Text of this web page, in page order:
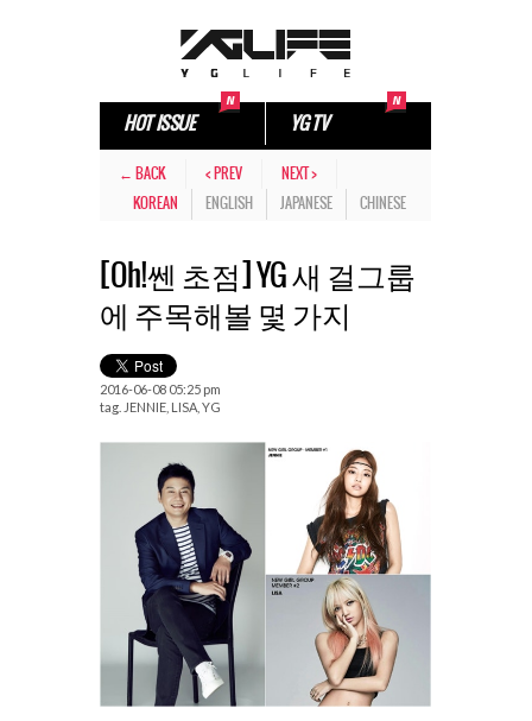
HOT ISSUE YG TV
← BACK < PREV
NEXT >
KOREAN
ENGLISH JAPANESE CHINESE
[Oh!쎈 초점] YG 새 걸그룹
에 주목해볼 몇 가지
2016-06-08 05:25 pm
tag. JENNIE LISA YG